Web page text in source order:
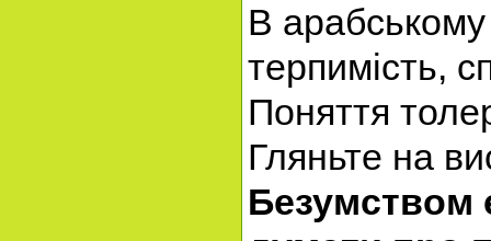
В арабському
терпимість,
Поняття
Гляньте на
Безумством